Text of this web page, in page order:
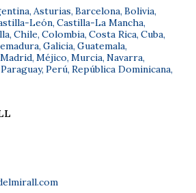
, Asturias, Barcelona, Bolivia,
León, Castilla-La Mancha,
, Chile, Colombia, Costa Rica, Cuba,
, Galicia, Guatemala,
Madrid, Méjico, Murcia, Navarra,
Paraguay, Perú, República Dominicana,